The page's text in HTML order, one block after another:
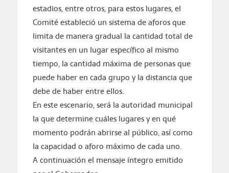
estadios, entre otros, para estos lugares, el
Comité estableció un sistema de aforos que
limita de manera gradual la cantidad total de
visitantes en un lugar específico al mismo
tiempo, la cantidad máxima de personas que
puede haber en cada grupo y la distancia que
debe de haber entre ellos.
En este escenario, será la autoridad municipal
la que determine cuáles lugares y en qué
momento podrán abrirse al público, así como
la capacidad o aforo máximo de cada uno.
A continuación el mensaje íntegro emitido